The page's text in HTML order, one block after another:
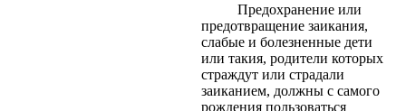
Предохранение или
предотвращение заикания,
слабые и болезненные дети
или такия, родители которых
страждут или страдали
заиканием, должны с самого
рождения пользоваться